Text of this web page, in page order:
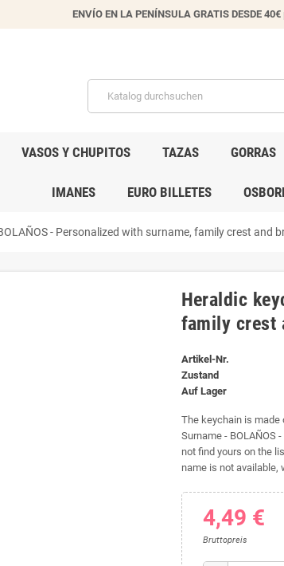
ENVÍO EN LA PENÍNSULA GRATIS DESDE 40€
VASOS Y CHUPITOS TAZAS GORRAS
IMANES EURO BILLETES
- Personalized with surname, family crest and
Heraldic
family crest
Artikel-Nr.
Zustand
Auf Lager
The keychain is
Surname - BOLAÑOS
not find yours on the
name is not available,
4,49 €
Bruttopreis